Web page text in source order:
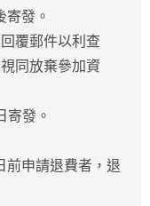
寄發。
覆郵件以利查
同放棄參加資
寄發。
前申請退費者，退